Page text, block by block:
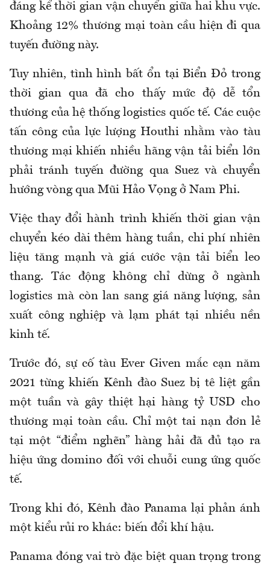
đáng kể thời gian vận chuyển giữa hai khu vực.
Khoảng 12% thương mại toàn cầu hiện đi qua
tuyến đường này.
Tuy nhiên, tình hình bất ổn tại Biển Đỏ trong
thời gian qua đã cho thấy mức độ dễ tổn
thương của hệ thống logistics quốc tế. Các cuộc
tấn công của lực lượng Houthi nhằm vào tàu
thương mại khiến nhiều hãng vận tải biển lớn
phải tránh tuyến đường qua Suez và chuyển
hướng vòng qua Mũi Hảo Vọng ở Nam Phi.
Việc thay đổi hành trình khiến thời gian vận
chuyển kéo dài thêm hàng tuần, chi phí nhiên
liệu tăng mạnh và giá cước vận tải biển leo
thang. Tác động không chỉ dừng ở ngành
logistics mà còn lan sang giá năng lượng, sản
xuất công nghiệp và lạm phát tại nhiều nền
kinh tế.
Trước đó, sự cố tàu Ever Given mắc cạn năm
2021 từng khiến Kênh đào Suez bị tê liệt gần
một tuần và gây thiệt hại hàng tỷ USD cho
thương mại toàn cầu. Chỉ một tai nạn đơn lẻ
tại một “điểm nghẽn” hàng hải đã đủ tạo ra
hiệu ứng domino đối với chuỗi cung ứng quốc
tế.
Trong khi đó, Kênh đào Panama lại phản ánh
một kiểu rủi ro khác: biến đổi khí hậu.
Panama đóng vai trò đặc biệt quan trọng trong